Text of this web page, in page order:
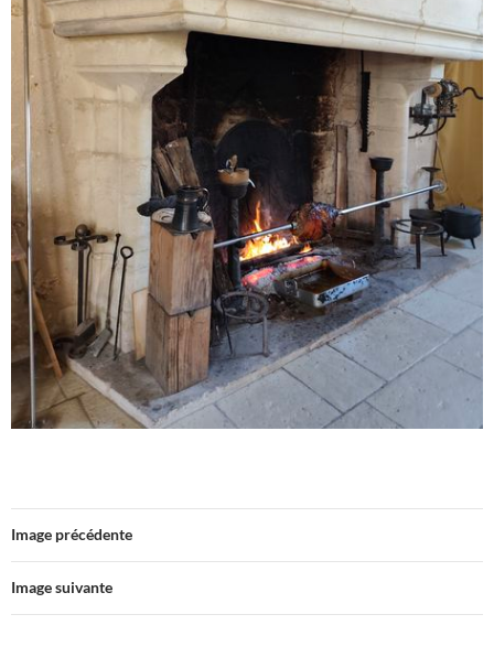
Image précédente
Image suivante